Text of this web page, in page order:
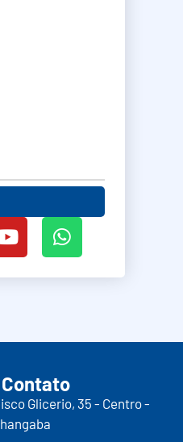
Contato
Glicerio, 35 - Centro -